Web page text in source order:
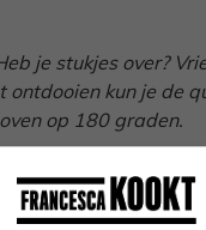
je stukjes over?
ontdooien kun je de
op 180 graden.